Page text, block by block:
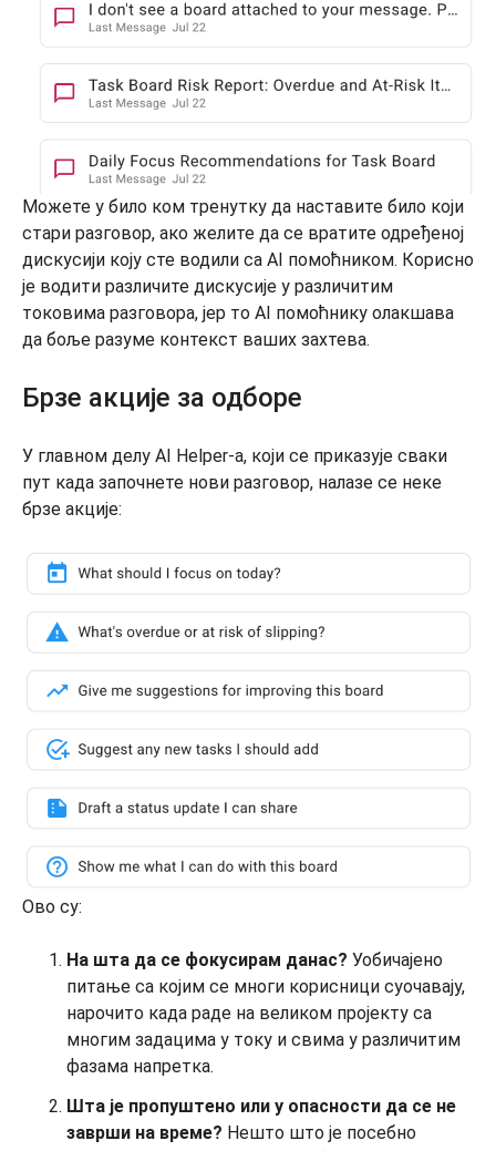
Можете у било ком тренутку да наставите било који
стари разговор, ако желите да се вратите одређеној
дискусији коју сте водили са AI помоћником. Корисно
је водити различите дискусије у различитим
токовима разговора, јер то AI помоћнику олакшава
да боље разуме контекст ваших захтева.
Брзе акције за одборе
У главном делу AI Helper-а, који се приказује сваки
пут када започнете нови разговор, налазе се неке
брзе акције:
Ово су:
На шта да се фокусирам данас? Уобичајено
питање са којим се многи корисници суочавају,
нарочито када раде на великом пројекту са
многим задацима у току и свима у различитим
фазама напретка.
Шта је пропуштено или у опасности да се не
заврши на време? Нешто што је посебно